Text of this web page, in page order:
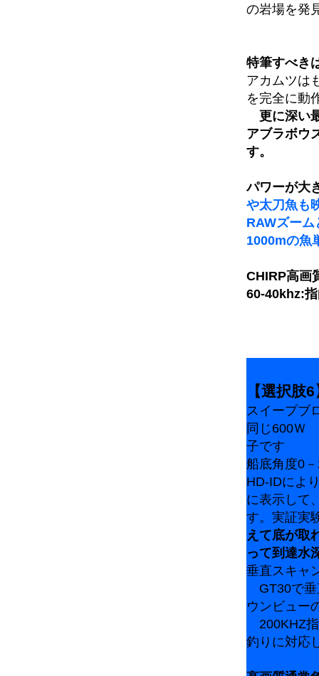
の岩場を発
特筆すべき
アカムツは
を完全に動
更に深い
アブラボウ
す。
パワーが大
や太刀魚も
RAWズーム
1000mの魚
CHIRP高画
60-40khz:
【選択肢
スイープブ
同じ600Ｗ
子です
船底角度0
HD-IDによ
に表示して
す。実証実
えて底が取
って到達水
垂直スキャ
GT30で垂
ウンビュー
200KHZ
釣りに対応